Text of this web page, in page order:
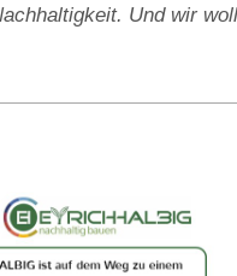
Und wir